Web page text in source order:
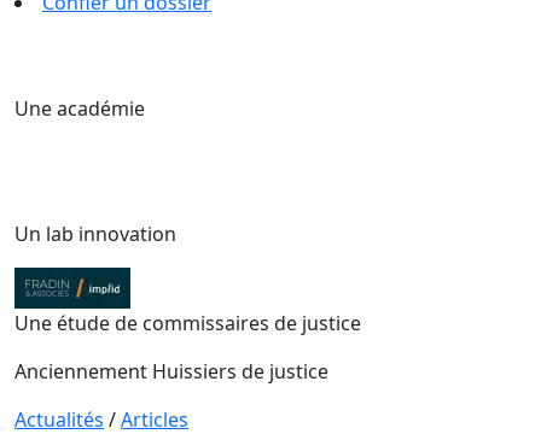
Une académie
Un lab innovation
Une étude de commissaires de justice
Anciennement Huissiers de justice
Actualités /Articles